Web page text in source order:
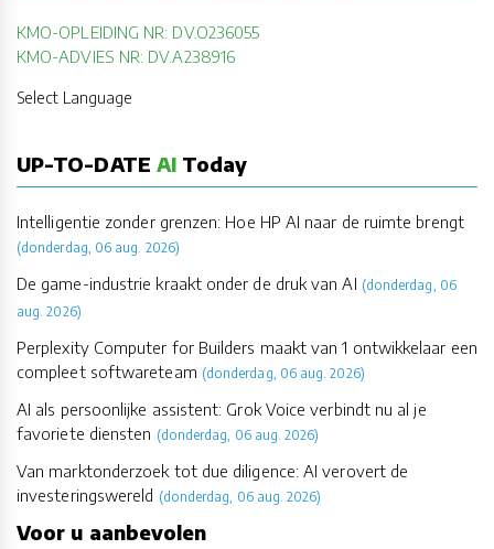
KMO-OPLEIDING NR: DV.O236055
KMO-ADVIES NR: DV.A238916
Select Language
UP-TO-DATE AI Today
Intelligentie zonder grenzen: Hoe HP AI naar de ruimte brengt
(donderdag, 06 aug. 2026)
De game-industrie kraakt onder de druk van AI (donderdag, 06
aug. 2026)
Perplexity Computer for Builders maakt van 1 ontwikkelaar een
compleet softwareteam (donderdag, 06 aug. 2026)
AI als persoonlijke assistent: Grok Voice verbindt nu al je
favoriete diensten (donderdag, 06 aug. 2026)
Van marktonderzoek tot due diligence: AI verovert de
investeringswereld (donderdag, 06 aug. 2026)
Voor u aanbevolen